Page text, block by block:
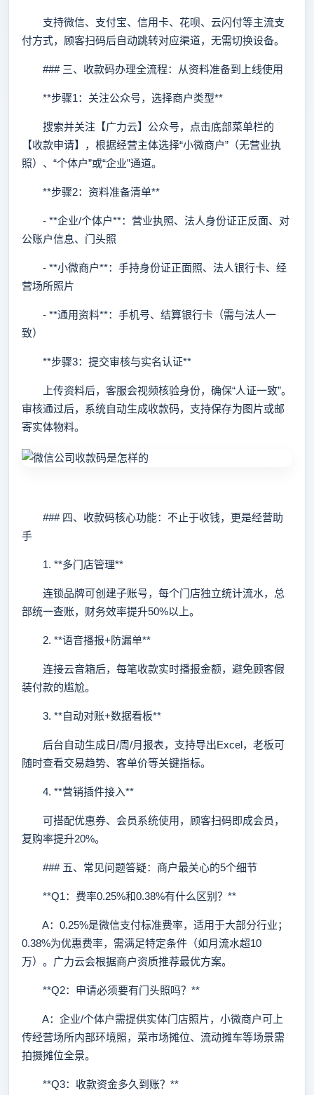
支持微信、支付宝、信用卡、花呗、云闪付等主流支
付方式，顾客扫码后自动跳转对应渠道，无需切换设备。
### 三、收款码办理全流程：从资料准备到上线使用
**步骤1：关注公众号，选择商户类型**
搜索并关注【广力云】公众号，点击底部菜单栏的
【收款申请】，根据经营主体选择“小微商户”（无营业执
照）、“个体户”或“企业”通道。
**步骤2：资料准备清单**
- **企业/个体户**：营业执照、法人身份证正反面、对
公账户信息、门头照
- **小微商户**：手持身份证正面照、法人银行卡、经
营场所照片
- **通用资料**：手机号、结算银行卡（需与法人一
致）
**步骤3：提交审核与实名认证**
上传资料后，客服会视频核验身份，确保“人证一致”。
审核通过后，系统自动生成收款码，支持保存为图片或邮
寄实体物料。
### 四、收款码核心功能：不止于收钱，更是经营助
手
1. **多门店管理**
连锁品牌可创建子账号，每个门店独立统计流水，总
部统一查账，财务效率提升50%以上。
2. **语音播报+防漏单**
连接云音箱后，每笔收款实时播报金额，避免顾客假
装付款的尴尬。
3. **自动对账+数据看板**
后台自动生成日/周/月报表，支持导出Excel，老板可
随时查看交易趋势、客单价等关键指标。
4. **营销插件接入**
可搭配优惠券、会员系统使用，顾客扫码即成会员，
复购率提升20%。
### 五、常见问题答疑：商户最关心的5个细节
**Q1：费率0.25%和0.38%有什么区别？**
A：0.25%是微信支付标准费率，适用于大部分行业；
0.38%为优惠费率，需满足特定条件（如月流水超10
万）。广力云会根据商户资质推荐最优方案。
**Q2：申请必须要有门头照吗？**
A：企业/个体户需提供实体门店照片，小微商户可上
传经营场所内部环境照，菜市场摊位、流动摊车等场景需
拍摄摊位全景。
**Q3：收款资金多久到账？**